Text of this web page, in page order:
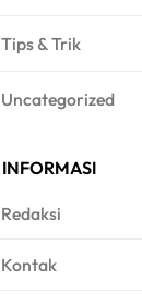
Tips & Trik
Uncategorized
INFORMASI
Redaksi
Kontak